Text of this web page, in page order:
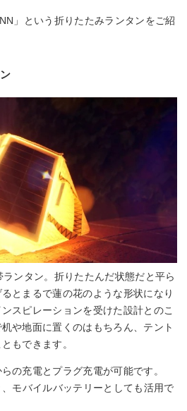
」という折りたたみランタンをご紹
ンタン。折りたたんだ状態だと平ら
とまるで蓮の花のような形状になり
スピレーションを受けた設計とのこ
や地面に置くのはもちろん、テント
もできます。
の充電とプラグ充電が可能です。
モバイルバッテリーとしても活用で